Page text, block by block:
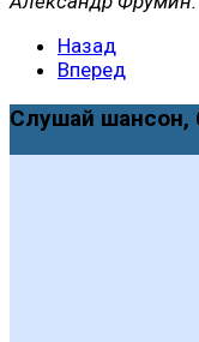
Назад
Вперед
Слушай шансон,